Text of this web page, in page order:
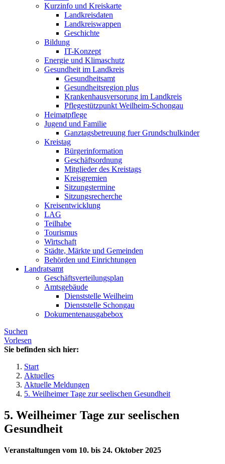
Kurzinfo und Kreiskarte
Landkreisdaten
Landkreiswappen
Geschichte
Bildung
IT-Konzept
Energie und Klimaschutz
Gesundheit im Landkreis
Gesundheitsamt
Gesundheitsregion plus
Krankenhausversorung im Landkreis
Pflegestützpunkt Weilheim-Schongau
Heimatpflege
Jugend und Familie
Ganztagsbetreuung fuer Grundschulkinder
Kreistag
Bürgerinformation
Geschäftsordnung
Mitglieder des Kreistags
Kreisgremien
Sitzungstermine
Sitzungsrecherche
Kreisentwicklung
LAG
Teilhabe
Tourismus
Wirtschaft
Städte, Märkte und Gemeinden
Behörden und Einrichtungen
Landratsamt
Geschäftsverteilungsplan
Amtsgebäude
Dienststelle Weilheim
Dienststelle Schongau
Dokumentenausgabebox
Suchen
Vorlesen
Sie befinden sich hier:
Start
Aktuelles
Aktuelle Meldungen
5. Weilheimer Tage zur seelischen Gesundheit
5. Weilheimer Tage zur seelischen
Gesundheit
Veranstaltungen vom 10. bis 24. Oktober 2025